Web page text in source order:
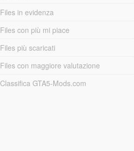
Files in evidenza
Files con più mi piace
Files più scaricati
Files con maggiore valutazione
Classifica GTA5-Mods.com